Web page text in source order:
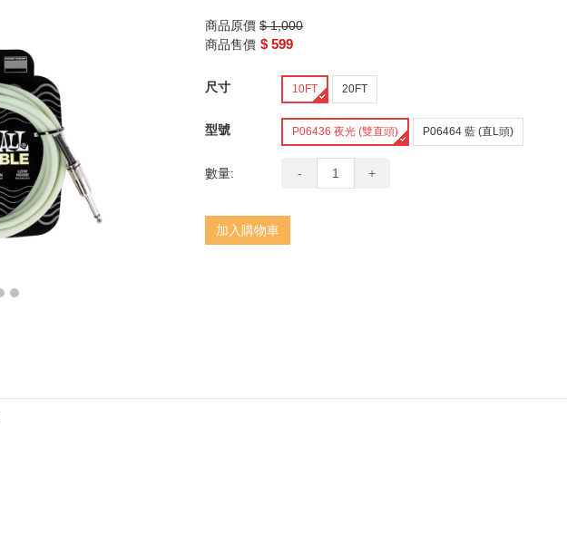
商品原價 $ 1,000
商品售價 $ 599
尺寸 10FT 20FT
型號 P06436 夜光 (雙直頭) P06464 藍 (直L頭)
數量: - +
加入購物車